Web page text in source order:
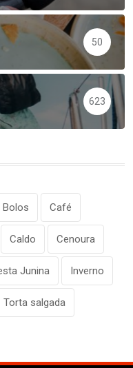
50
623
Bolos Café
Caldo Cenoura
Junina Inverno
Torta salgada